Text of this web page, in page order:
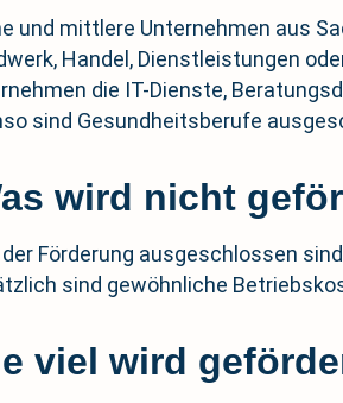
und mittlere Unternehmen aus
Handel, Dienstleistungen
die IT-Dienste,
sind Gesundheitsberufe
wird nicht
der Förderung ausgeschlossen
sind gewöhnliche
viel wird